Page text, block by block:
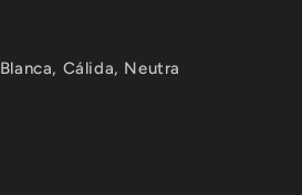
Blanca, Cálida, Neutra